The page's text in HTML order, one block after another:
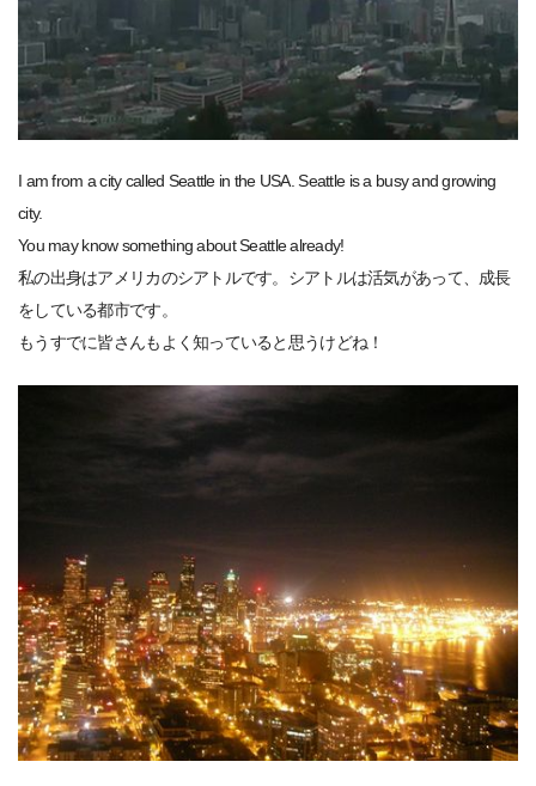
I am from a city called Seattle in the USA. Seattle is a busy and growing
city.
You may know something about Seattle already!
私の出身はアメリカのシアトルです。シアトルは活気があって、成長
をしている都市です。
もうすでに皆さんもよく知っていると思うけどね！